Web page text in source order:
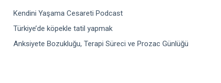
Kendini Yaşama Cesareti Podcast
Türkiye’de köpekle tatil yapmak
Anksiyete Bozukluğu, Terapi Süreci ve Prozac Günlüğü